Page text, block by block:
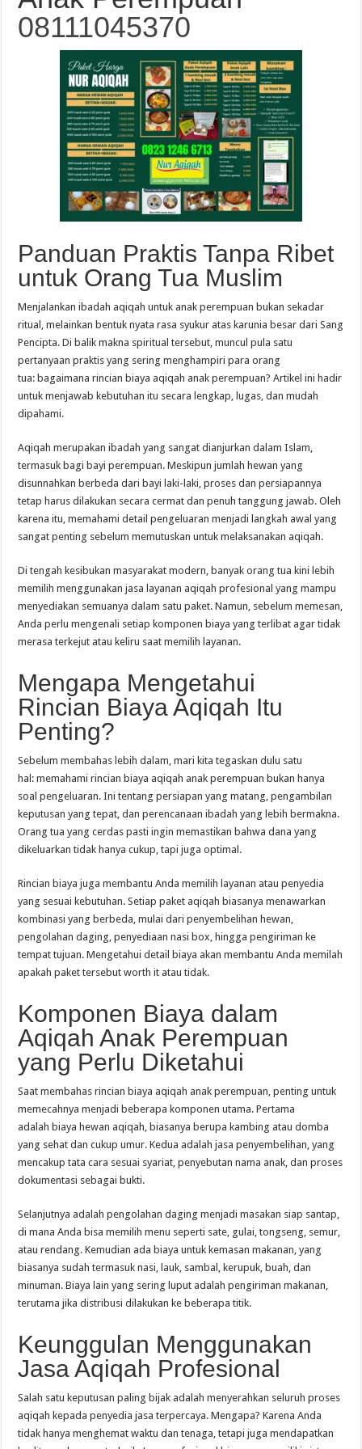
Guide des Meilleurs Sites de Jeu en Ligne pour 2026: Top Casino
08111045370
Panduan Praktis Tanpa Ribet
untuk Orang Tua Muslim
Menjalankan ibadah aqiqah untuk anak perempuan bukan sekadar
ritual, melainkan bentuk nyata rasa syukur atas karunia besar dari Sang
Pencipta. Di balik makna spiritual tersebut, muncul pula satu
pertanyaan praktis yang sering menghampiri para orang
tua: bagaimana rincian biaya aqiqah anak perempuan? Artikel ini hadir
untuk menjawab kebutuhan itu secara lengkap, lugas, dan mudah
dipahami.
Aqiqah merupakan ibadah yang sangat dianjurkan dalam Islam,
termasuk bagi bayi perempuan. Meskipun jumlah hewan yang
disunnahkan berbeda dari bayi laki-laki, proses dan persiapannya
tetap harus dilakukan secara cermat dan penuh tanggung jawab. Oleh
karena itu, memahami detail pengeluaran menjadi langkah awal yang
sangat penting sebelum memutuskan untuk melaksanakan aqiqah.
Di tengah kesibukan masyarakat modern, banyak orang tua kini lebih
memilih menggunakan jasa layanan aqiqah profesional yang mampu
menyediakan semuanya dalam satu paket. Namun, sebelum memesan,
Anda perlu mengenali setiap komponen biaya yang terlibat agar tidak
merasa terkejut atau keliru saat memilih layanan.
Mengapa Mengetahui
Rincian Biaya Aqiqah Itu
Penting?
Sebelum membahas lebih dalam, mari kita tegaskan dulu satu
hal: memahami rincian biaya aqiqah anak perempuan bukan hanya
soal pengeluaran. Ini tentang persiapan yang matang, pengambilan
keputusan yang tepat, dan perencanaan ibadah yang lebih bermakna.
Orang tua yang cerdas pasti ingin memastikan bahwa dana yang
dikeluarkan tidak hanya cukup, tapi juga optimal.
Rincian biaya juga membantu Anda memilih layanan atau penyedia
yang sesuai kebutuhan. Setiap paket aqiqah biasanya menawarkan
kombinasi yang berbeda, mulai dari penyembelihan hewan,
pengolahan daging, penyediaan nasi box, hingga pengiriman ke
tempat tujuan. Mengetahui detail biaya akan membantu Anda memilah
apakah paket tersebut worth it atau tidak.
Komponen Biaya dalam
Aqiqah Anak Perempuan
yang Perlu Diketahui
Saat membahas rincian biaya aqiqah anak perempuan, penting untuk
memecahnya menjadi beberapa komponen utama. Pertama
adalah biaya hewan aqiqah, biasanya berupa kambing atau domba
yang sehat dan cukup umur. Kedua adalah jasa penyembelihan, yang
mencakup tata cara sesuai syariat, penyebutan nama anak, dan proses
dokumentasi sebagai bukti.
Selanjutnya adalah pengolahan daging menjadi masakan siap santap,
di mana Anda bisa memilih menu seperti sate, gulai, tongseng, semur,
atau rendang. Kemudian ada biaya untuk kemasan makanan, yang
biasanya sudah termasuk nasi, lauk, sambal, kerupuk, buah, dan
minuman. Biaya lain yang sering luput adalah pengiriman makanan,
terutama jika distribusi dilakukan ke beberapa titik.
Keunggulan Menggunakan
Jasa Aqiqah Profesional
Salah satu keputusan paling bijak adalah menyerahkan seluruh proses
aqiqah kepada penyedia jasa terpercaya. Mengapa? Karena Anda
tidak hanya menghemat waktu dan tenaga, tetapi juga mendapatkan